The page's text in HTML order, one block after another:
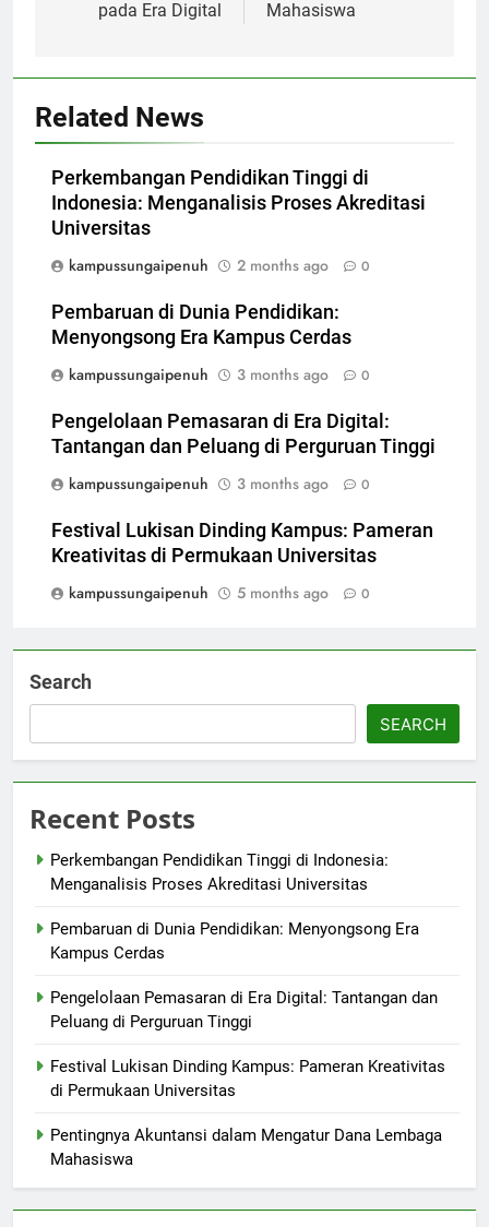
pada Era Digital Mahasiswa
Related News
Perkembangan Pendidikan Tinggi di
Indonesia: Menganalisis Proses Akreditasi
Universitas
kampussungaipenuh
2 months ago 0
Pembaruan di Dunia Pendidikan:
Menyongsong Era Kampus Cerdas
kampussungaipenuh
3 months ago 0
Pengelolaan Pemasaran di Era Digital:
Tantangan dan Peluang di Perguruan Tinggi
kampussungaipenuh
3 months ago 0
Festival Lukisan Dinding Kampus: Pameran
Kreativitas di Permukaan Universitas
kampussungaipenuh
5 months ago 0
Search
SEARCH
Recent Posts
Perkembangan Pendidikan Tinggi di Indonesia:
Menganalisis Proses Akreditasi Universitas
Pembaruan di Dunia Pendidikan: Menyongsong Era
Kampus Cerdas
Pengelolaan Pemasaran di Era Digital: Tantangan dan
Peluang di Perguruan Tinggi
Festival Lukisan Dinding Kampus: Pameran Kreativitas
di Permukaan Universitas
Pentingnya Akuntansi dalam Mengatur Dana Lembaga
Mahasiswa